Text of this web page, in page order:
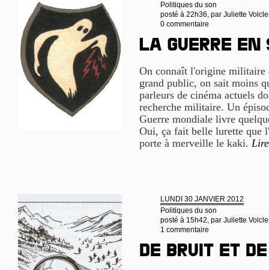
Politiques du son
posté à 22h36, par Juliette
0 commentaire
La guerre en
On connaît l'origine militaire
grand public, on sait moins
parleurs de cinéma actuels
recherche militaire. Un
Guerre mondiale livre
Oui, ça fait belle lurette que
porte à merveille le kaki.
LUNDI 30 JANVIER 2012
Politiques du son
posté à 15h42, par Juliette
1 commentaire
De bruit et